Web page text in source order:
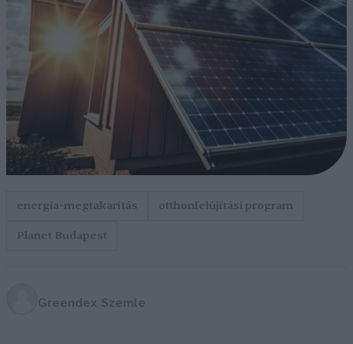
energia-megtakarítás
otthonfelújítási program
Planet Budapest
Greendex Szemle